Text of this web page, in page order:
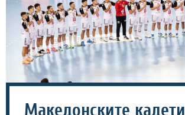
Македонските кадети